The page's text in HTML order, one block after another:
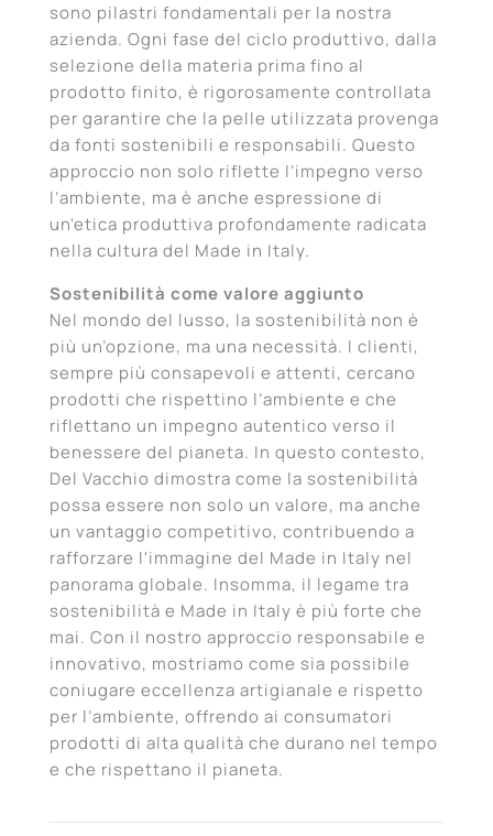
sono pilastri fondamentali per la nostra
azienda. Ogni fase del ciclo produttivo, dalla
selezione della materia prima fino al
prodotto finito, è rigorosamente controllata
per garantire che la pelle utilizzata provenga
da fonti sostenibili e responsabili. Questo
approccio non solo riflette l’impegno verso
l’ambiente, ma è anche espressione di
un'etica produttiva profondamente radicata
nella cultura del Made in Italy.
Sostenibilità come valore aggiunto
Nel mondo del lusso, la sostenibilità non è
più un’opzione, ma una necessità. I clienti,
sempre più consapevoli e attenti, cercano
prodotti che rispettino l’ambiente e che
riflettano un impegno autentico verso il
benessere del pianeta. In questo contesto,
Del Vacchio dimostra come la sostenibilità
possa essere non solo un valore, ma anche
un vantaggio competitivo, contribuendo a
rafforzare l'immagine del Made in Italy nel
panorama globale. Insomma, il legame tra
sostenibilità e Made in Italy è più forte che
mai. Con il nostro approccio responsabile e
innovativo, mostriamo come sia possibile
coniugare eccellenza artigianale e rispetto
per l’ambiente, offrendo ai consumatori
prodotti di alta qualità che durano nel tempo
e che rispettano il pianeta.